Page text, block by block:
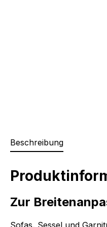
Beschreibung
Zur
Sofas, Sessel und